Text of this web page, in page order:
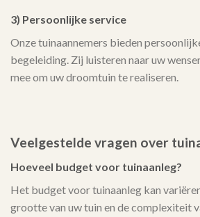
3) Persoonlijke service
Onze tuinaannemers bieden
begeleiding. Zij luisteren naar uw
mee om uw droomtuin te realiseren.
Veelgestelde vragen over
Hoeveel budget voor tuinaanleg?
Het budget voor tuinaanleg kan
grootte van uw tuin en de complexiteit